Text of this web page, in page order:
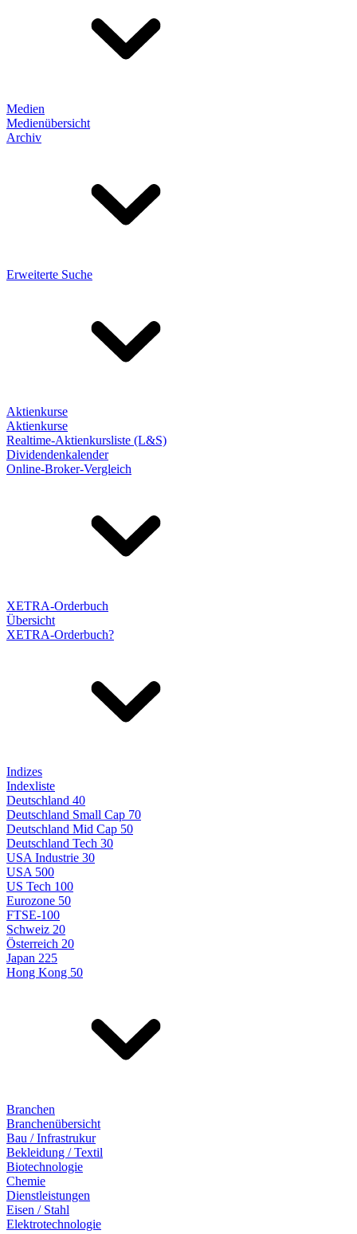
Medien
Medienübersicht
Archiv
Erweiterte Suche
Aktienkurse
Aktienkurse
Realtime-Aktienkursliste (L&S)
Dividendenkalender
Online-Broker-Vergleich
XETRA-Orderbuch
Übersicht
XETRA-Orderbuch?
Indizes
Indexliste
Deutschland 40
Deutschland Small Cap 70
Deutschland Mid Cap 50
Deutschland Tech 30
USA Industrie 30
USA 500
US Tech 100
Eurozone 50
FTSE-100
Schweiz 20
Österreich 20
Japan 225
Hong Kong 50
Branchen
Branchenübersicht
Bau / Infrastrukur
Bekleidung / Textil
Biotechnologie
Chemie
Dienstleistungen
Eisen / Stahl
Elektrotechnologie